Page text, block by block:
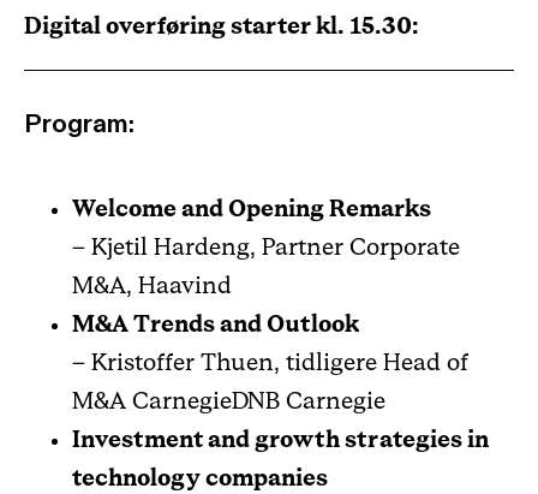
Digital overføring starter kl. 15.30:
Program:
Welcome and Opening Remarks
– Kjetil Hardeng, Partner Corporate
M&A, Haavind
M&A Trends and Outlook
– Kristoffer Thuen, tidligere Head of
M&A CarnegieDNB Carnegie
Investment and growth strategies in
technology companies